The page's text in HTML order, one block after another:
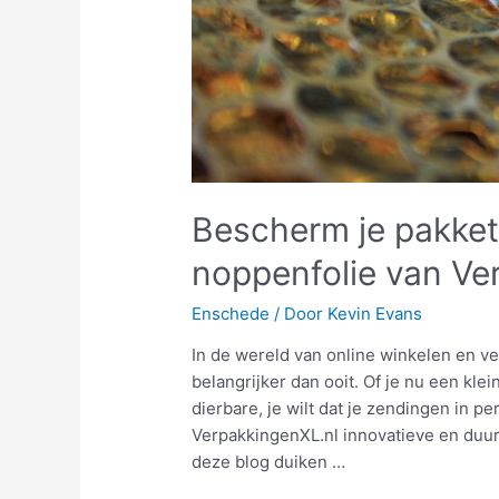
Bescherm je
noppenfolie van
Enschede / Door Kevin Evans
In de wereld van online winkelen en
belangrijker dan ooit. Of je nu een
dierbare, je wilt dat je zendingen in
VerpakkingenXL.nl innovatieve en
deze blog duiken …